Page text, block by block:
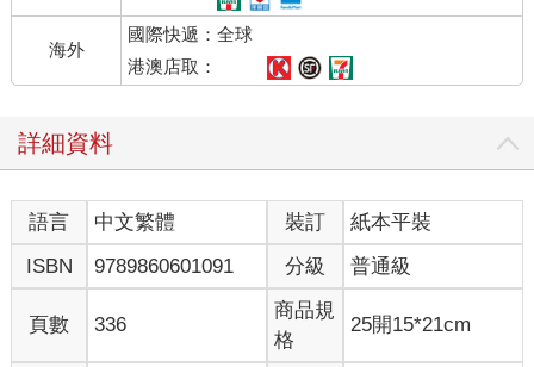
莊天然抬眸，果斷地伸手回握，「你好，我是莊天然。」
握上的那瞬間，感受到掌心溫暖、乾燥，而且柔軟。
他曾經多次觸碰到冰棍，甚至被攻擊過，冰棍的四肢又冷又硬，
絕對不是這樣的觸感，眼前的這位，是個人。
道：「封蕭生。」
莊天然聽見耳邊「咚！」一聲，彷彿有誰敲了大鐘，讓他一時耳
鳴，鐘聲猶如警告，定住了他，讓他全身僵硬無法動彈，發不出
任何一個字，腦中一片空白。
封蕭生恍然未覺異樣，鬆開了手。
待莊天然再次回神，封蕭生已經轉向別處，和其他人說話。
莉莉撲上封蕭生，極度熱情地說：「你好厲害哦！你是怎麼辦到
的？為什麼關卡已經結束了還能待在裡面？以後可不可以也帶我
海外
國際快遞：全球
港澳店取：
詳細資料
語言 中文繁體 裝訂
紙本平裝
ISBN
9789860601091 分級 普通級
頁數 336
商品規
格
25開15*21cm